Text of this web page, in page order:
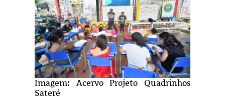
Imagem: Acervo Projeto Quadrinhos
Sateré